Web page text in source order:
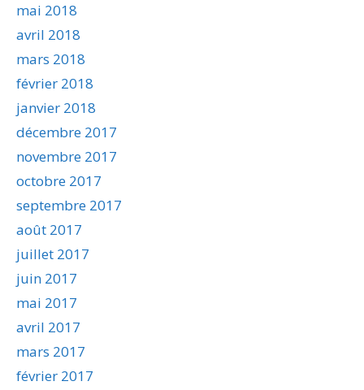
mai 2018
avril 2018
mars 2018
février 2018
janvier 2018
décembre 2017
novembre 2017
octobre 2017
septembre 2017
août 2017
juillet 2017
juin 2017
mai 2017
avril 2017
mars 2017
février 2017